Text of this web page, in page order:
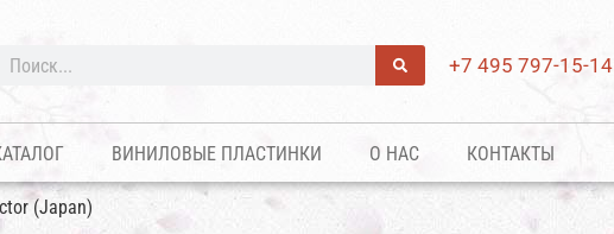
+7 495 797-15-14
ВИНИЛОВЫЕ ПЛАСТИНКИ О НАС КОНТАКТЫ
(Japan)